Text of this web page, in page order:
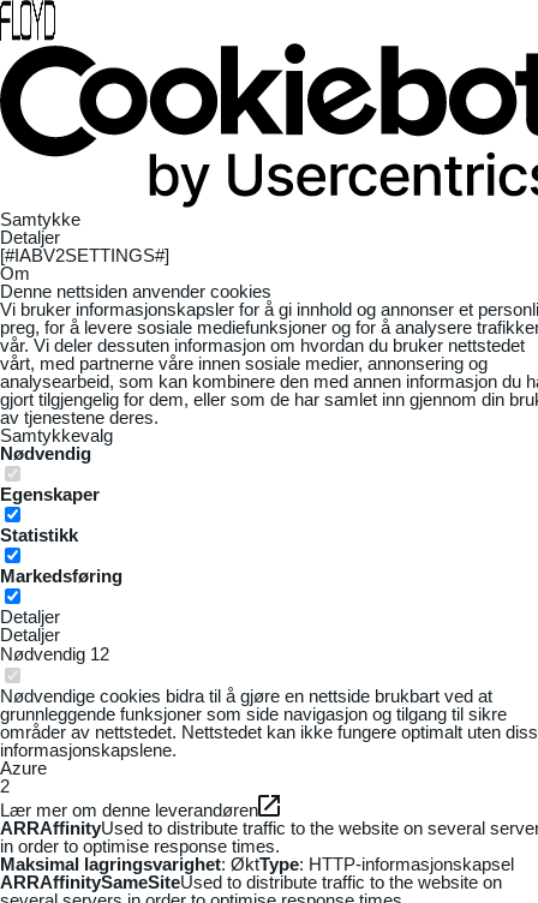
Samtykke
Detaljer
[#IABV2SETTINGS#]
Om
Denne nettsiden anvender cookies
Vi bruker informasjonskapsler for å gi innhold og annonser et
preg, for å levere sosiale mediefunksjoner og for å analysere
vår. Vi deler dessuten informasjon om hvordan du bruker nettstedet
vårt, med partnerne våre innen sosiale medier, annonsering og
analysearbeid, som kan kombinere den med annen informasjon du
gjort tilgjengelig for dem, eller som de har samlet inn gjennom din
av tjenestene deres.
Samtykkevalg
Nødvendig
Egenskaper
Statistikk
Markedsføring
Detaljer
Detaljer
Nødvendig 12
Nødvendige cookies bidra til å gjøre en nettside brukbart ved at
grunnleggende funksjoner som side navigasjon og tilgang til sikre
områder av nettstedet. Nettstedet kan ikke fungere optimalt uten
informasjonskapslene.
Azure
2
Lær mer om denne leverandøren
ARRAffinityUsed to distribute traffic to the website on several
in order to optimise response times.
Maksimal lagringsvarighet: ØktType: HTTP-informasjonskapsel
ARRAffinitySameSiteUsed to distribute traffic to the website on